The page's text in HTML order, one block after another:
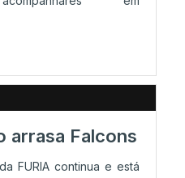
arrasa Falcons
FURIA continua e está